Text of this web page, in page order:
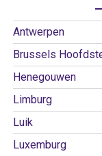
Antwerpen
Brussels
Henegouwen
Limburg
Luik
Luxemburg